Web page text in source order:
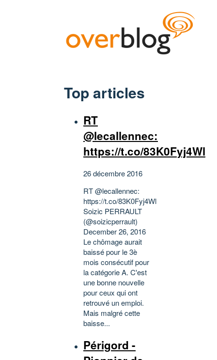
Top articles
RT
@lecallennec:
https://t.co/83K0Fyj4Wl
26 décembre 2016
RT @lecallennec:
https://t.co/83K0Fyj4Wl
Soizic PERRAULT
(@soizicperrault)
December 26, 2016
Le chômage aurait
baissé pour le 3è
mois consécutif pour
la catégorie A. C'est
une bonne nouvelle
pour ceux qui ont
retrouvé un emploi.
Mais malgré cette
baisse...
Périgord -